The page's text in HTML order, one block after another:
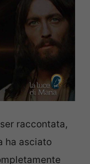
raccontata,
ha asciato